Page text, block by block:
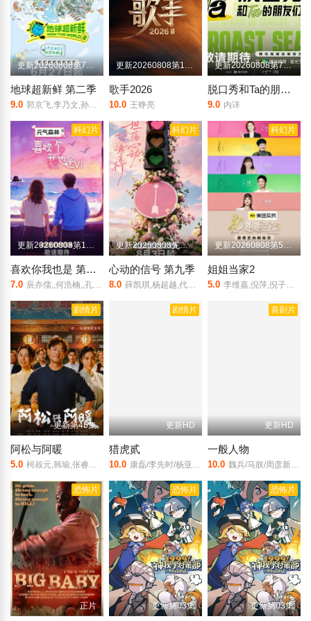
更新20260808第7期上
地球超新鲜 第二季
9.0 郭京飞,李乃文,孙红雷,王玉雯,陈星旭,刘宇宁,林一,龚俊
歌手2026
10.0 王铮亮
更新20260808第7期下
脱口秀和Ta的朋友们 第三季
9.0 内详
科幻片
更新20260808第10期陪看
喜欢你我也是 第六季
7.0 辰亦儒,,何浩楠,,孔雪儿,美娜,王一珩,张馨予
科幻片
更新20260808先导陪看下
心动的信号 第九季
8.0 薛凯琪,杨超越,代旭,杜海涛,张纯烨
科幻片
更新20260808第5期上
姐姐当家2
5.0 李维嘉,倪萍,倪子君,张泉灵,杜华,房主任,冉莹颖,小鹿,徐梦桃
剧情片
更新第45集
阿松与阿暖
5.0 柯叔元,韩瑜,张睿家,杨子仪
剧情片
更新HD
猎虎贰
10.0 康磊/李先时/杨亚/崔金迪/阿斯汗/张煜龙/杨厚垚/张暘/于俭
喜剧片
更新HD
一般人物
10.0 魏兵/马朕/周彦新/刘尚奎
恐怖片
正片
恐怖片
更新第03集
恐怖片
更新第03集